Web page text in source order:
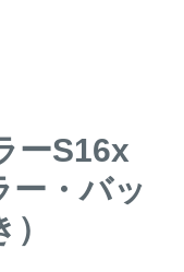
ーS16x
ー・バッ
対策